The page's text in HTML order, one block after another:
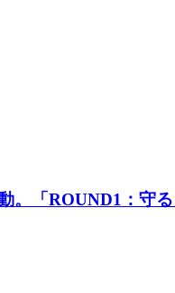
。「ROUND1：守